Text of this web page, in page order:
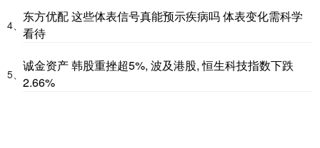
4、
东方优配 这些体表信号真能预示疾病吗 体表变化需科学
看待
5、
诚金资产 韩股重挫超5%, 波及港股, 恒生科技指数下跌
2.66%